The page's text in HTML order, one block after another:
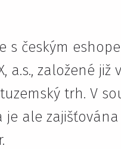
s českým
založené již
trh. V
je ale